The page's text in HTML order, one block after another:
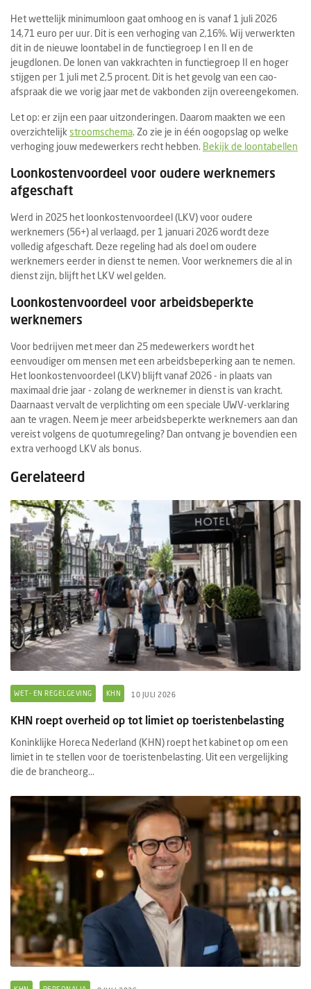
Het wettelijk minimumloon gaat omhoog en is vanaf 1 juli 2026
14,71 euro per uur. Dit is een verhoging van 2,16%. Wij verwerkten
dit in de nieuwe loontabel in de functiegroep I en II en de
jeugdlonen. De lonen van vakkrachten in functiegroep II en hoger
stijgen per 1 juli met 2,5 procent. Dit is het gevolg van een cao-
afspraak die we vorig jaar met de vakbonden zijn overeengekomen.
Let op: er zijn een paar uitzonderingen. Daarom maakten we een
overzichtelijkstroomschema. Zo zie je in één oogopslag op welke
verhoging jouw medewerkers recht hebben. Bekijk de loontabellen
Loonkostenvoordeel voor oudere werknemers
afgeschaft
Werd in 2025 het loonkostenvoordeel (LKV) voor oudere
werknemers (56+) al verlaagd, per 1 januari 2026 wordt deze
volledig afgeschaft. Deze regeling had als doel om oudere
werknemers eerder in dienst te nemen. Voor werknemers die al in
dienst zijn, blijft het LKV wel gelden.
Loonkostenvoordeel voor arbeidsbeperkte
werknemers
Voor bedrijven met meer dan 25 medewerkers wordt het
eenvoudiger om mensen met een arbeidsbeperking aan te nemen.
Het loonkostenvoordeel (LKV) blijft vanaf 2026 - in plaats van
maximaal drie jaar - zolang de werknemer in dienst is van kracht.
Daarnaast vervalt de verplichting om een speciale UWV-verklaring
aan te vragen. Neem je meer arbeidsbeperkte werknemers aan dan
vereist volgens de quotumregeling? Dan ontvang je bovendien een
extra verhoogd LKV als bonus.
Gerelateerd
WET- EN REGELGEVING KHN 10 JULI 2026
KHN roept overheid op tot limiet op toeristenbelasting
Koninklijke Horeca Nederland (KHN) roept het kabinet op om een
limiet in te stellen voor de toeristenbelasting. Uit een vergelijking
die de brancheorg...